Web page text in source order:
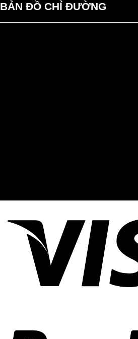
BẢN ĐỒ CHỈ ĐƯỜNG